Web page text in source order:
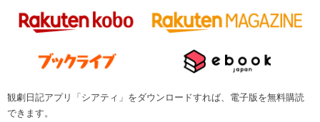
観劇日記アプリ「シアティ」をダウンロードすれば、電子版を無料購読
できます。